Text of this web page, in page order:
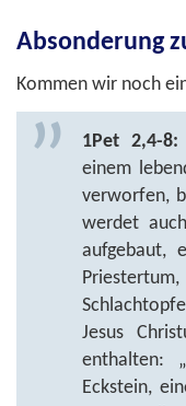
Absonderung
Kommen wir noch
1Pet 2,4-8:
einem
verworfen,
werdet
aufgebaut,
Jesus
enthalten:
Eckstein,